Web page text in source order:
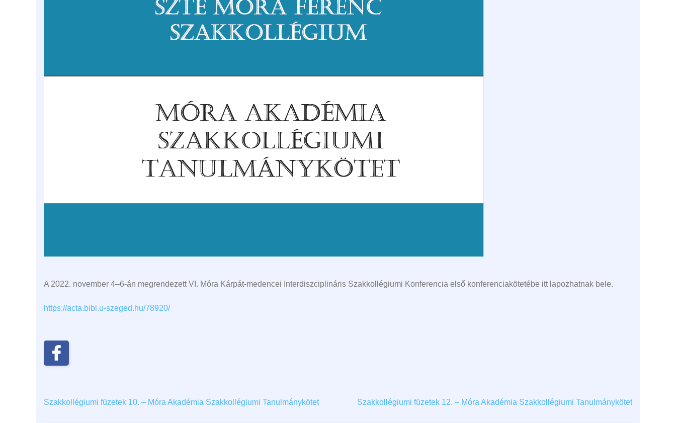
A 2022. november 4–6-án megrendezett VI. Móra Kárpát-medencei Interdiszciplináris Szakkollégiumi Konferencia első konferenciakötetébe itt lapozhatnak bele.
https://acta.bibl.u-szeged.hu/78920/
Szakkollégiumi füzetek 10. – Móra Akadémia Szakkollégiumi Tanulmánykötet Szakkollégiumi füzetek 12. – Móra Akadémia Szakkollégiumi Tanulmánykötet